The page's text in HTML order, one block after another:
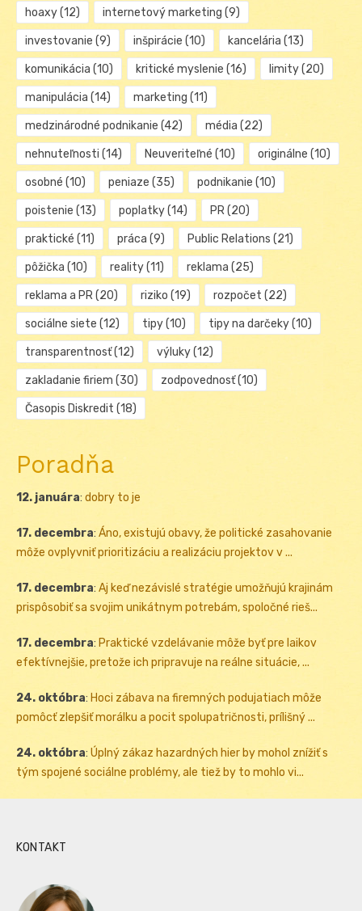
hoaxy(12) internetový marketing (9)
investovanie (9) inšpirácie (10) kancelária (13)
komunikácia (10) kritické myslenie (16) limity(20)
manipulácia (14) marketing (11)
medzinárodné podnikanie (42) média (22)
nehnuteľnosti (14) Neuveriteľné (10) originálne (10)
osobné (10) peniaze (35) podnikanie (10)
poistenie (13) poplatky(14) PR(20)
praktické (11) práca (9) Public Relations (21)
pôžička (10) reality(11) reklama (25)
reklama a PR(20) riziko (19) rozpočet (22)
sociálne siete (12) tipy(10) tipy na darčeky(10)
transparentnosť(12) výluky(12)
zakladanie firiem (30) zodpovednosť(10)
Časopis Diskredit (18)
Poradňa
12. januára: dobry to je
17. decembra: Áno, existujú obavy, že politické zasahovanie
môže ovplyvniť prioritizáciu a realizáciu projektov v ...
17. decembra: Aj keď nezávislé stratégie umožňujú krajinám
prispôsobiť sa svojim unikátnym potrebám, spoločné rieš...
17. decembra: Praktické vzdelávanie môže byť pre laikov
efektívnejšie, pretože ich pripravuje na reálne situácie, ...
24. októbra: Hoci zábava na firemných podujatiach môže
pomôcť zlepšiť morálku a pocit spolupatričnosti, prílišný ...
24. októbra: Úplný zákaz hazardných hier by mohol znížiť s
tým spojené sociálne problémy, ale tiež by to mohlo vi...
KONTAKT